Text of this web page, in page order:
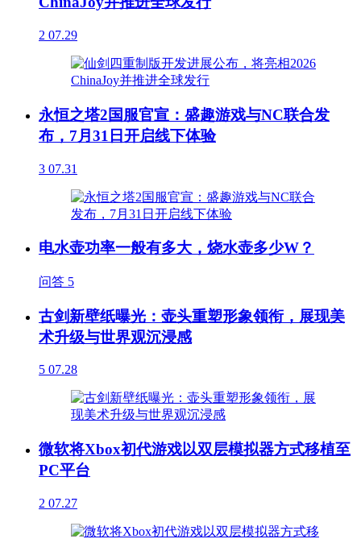
2 07.29
永恒之塔2国服官宣：盛趣游戏与NC联合发
布，7月31日开启线下体验
3 07.31
电水壶功率一般有多大，烧水壶多少W？
问答 5
古剑新壁纸曝光：壶头重塑形象领衔，展现美
术升级与世界观沉浸感
5 07.28
微软将Xbox初代游戏以双层模拟器方式移植至
PC平台
2 07.27